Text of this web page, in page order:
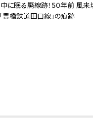
に眠る廃線跡！50年前
豊橋鉄道田口線」の痕跡
風来